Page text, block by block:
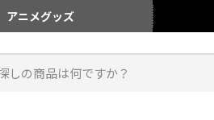
アニメグッズ